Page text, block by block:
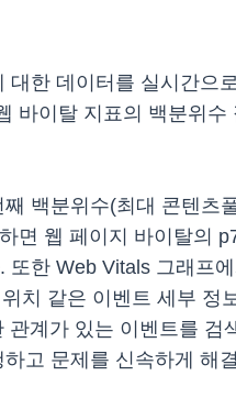
한 데이터를 실시간
바이탈 지표의 백분위
백분위수(최대 콘텐
면 웹 페이지 바이탈의
한 Web Vitals 그래프
치 같은 이벤트 세부
계가 있는 이벤트를
고 문제를 신속하게 해